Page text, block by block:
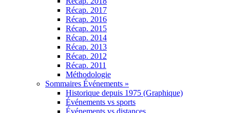
Récap. 2017
Récap. 2016
Récap. 2015
Récap. 2014
Récap. 2013
Récap. 2012
Récap. 2011
Méthodologie
Sommaires Événements »
Historique depuis 1975 (Graphique)
Événements vs sports
Événements vs distances